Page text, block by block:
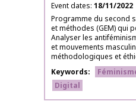
Event dates 18/11/2022
Programme du second
et méthodes (GEM) qui
Analyser les
et mouvements
méthodologiques et
Keywords
Digital